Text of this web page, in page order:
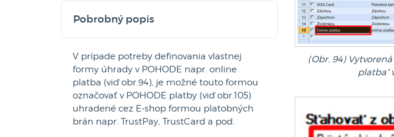
Pobrobný popis
V prípade potreby definovania vlastnej
formy úhrady v POHODE napr. online
platba (viď obr.94), je možné touto formou
označovať v POHODE platby (viď obr.105)
uhradené cez E-shop formou platobných
brán napr. TrustPay, TrustCard a pod.
(Obr. 94)
platba“